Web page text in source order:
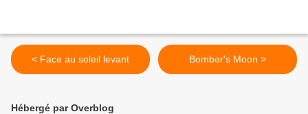
< Face au soleil levant Bomber's Moon >
Hébergé par Overblog